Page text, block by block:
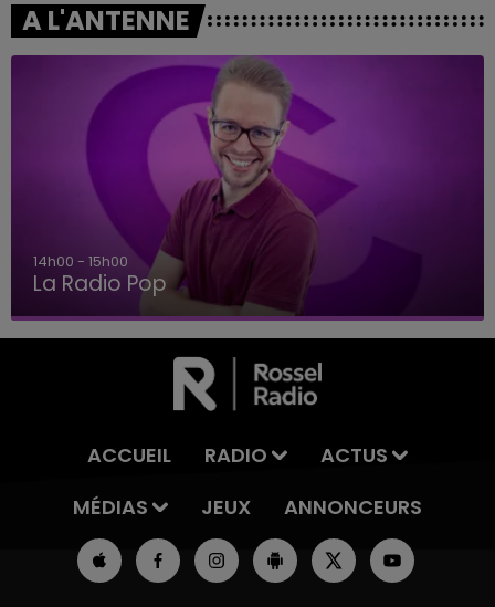
A L'ANTENNE
14h00 - 15h00
La Radio Pop
ACCUEIL RADIO
ACTUS
MÉDIAS
JEUX ANNONCEURS